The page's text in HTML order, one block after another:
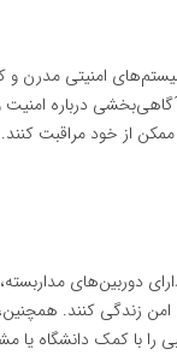
امنیتی مدرن و
درباره امنیت
ممکن از خود مراقبت کنند.
دوربین‌های
امن زندگی کنند.
با کمک دانشگاه یا